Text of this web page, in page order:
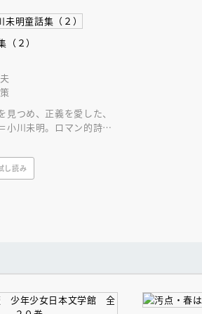
２）
見つめ、正義を愛した、
小川未明。ロマン的詩情
し読み